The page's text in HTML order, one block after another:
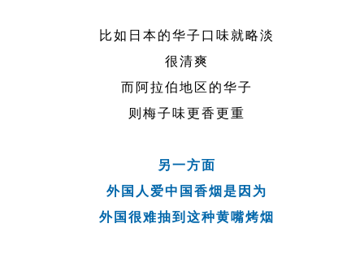
比如日本的华子口味就略淡
很清爽
而阿拉伯地区的华子
则梅子味更香更重
另一方面
外国人爱中国香烟是因为
外国很难抽到这种黄嘴烤烟